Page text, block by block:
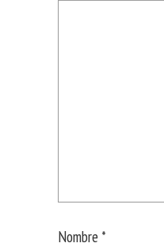
Nombre *